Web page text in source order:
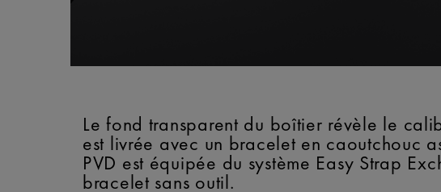
Le fond transparent du boîtier révèle le
est livrée avec un bracelet en caoutchouc
PVD est équipée du système Easy Strap
bracelet sans outil.